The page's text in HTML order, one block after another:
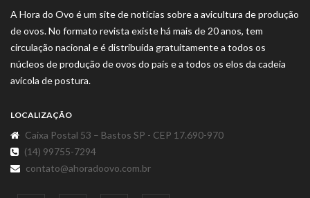
A Hora do Ovo é um site de notícias sobre a avicultura de produção
de ovos. No formato revista existe há mais de 20 anos, tem
circulação nacional e é distribuída gratuitamente a todos os
núcleos de produção de ovos do país e a todos os elos da cadeia
avícola de postura.
LOCALIZAÇÃO
Caixa Postal 53 – Bastos SP - CEP 17.690-970
(14) 99755-7294
contato@ahoradoovo.com.br